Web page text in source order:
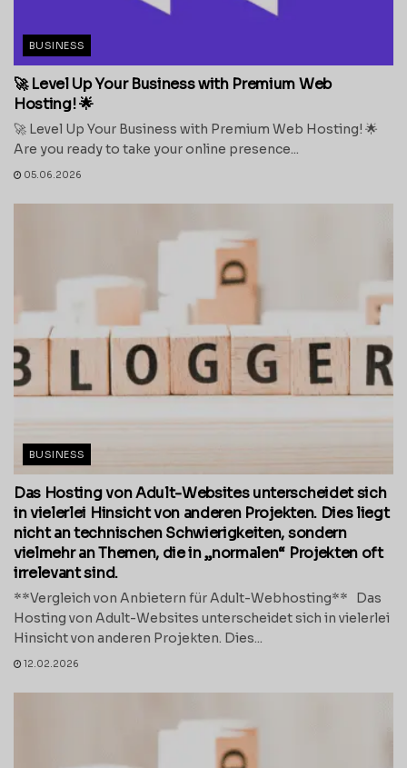
BUSINESS
🚀 Level Up Your Business with Premium Web
Hosting! 🌟
🚀 Level Up Your Business with Premium Web Hosting! 🌟
Are you ready to take your online presence...
05.06.2026
BUSINESS
Das Hosting von Adult-Websites unterscheidet sich
in vielerlei Hinsicht von anderen Projekten. Dies liegt
nicht an technischen Schwierigkeiten, sondern
vielmehr an Themen, die in „normalen“ Projekten oft
irrelevant sind.
**Vergleich von Anbietern für Adult-Webhosting** Das
Hosting von Adult-Websites unterscheidet sich in vielerlei
Hinsicht von anderen Projekten. Dies...
12.02.2026